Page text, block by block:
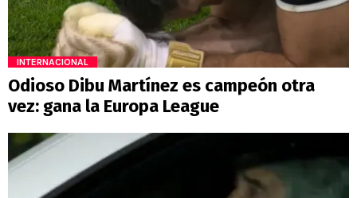
INTERNACIONAL
Odioso Dibu Martínez es campeón otra
vez: gana la Europa League